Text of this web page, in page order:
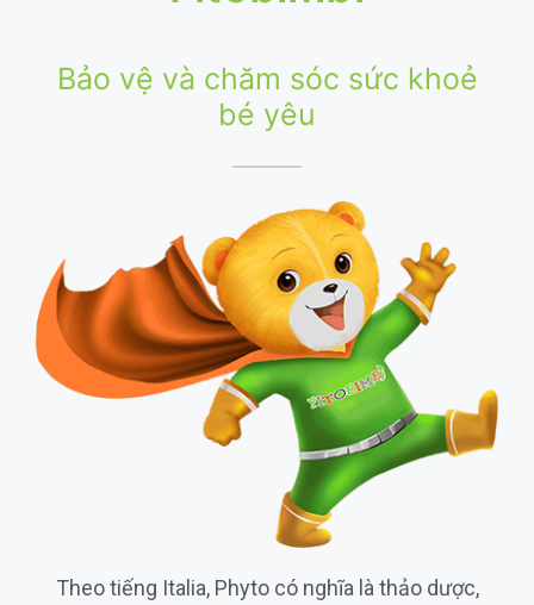
Bảo vệ và chăm sóc sức khoẻ
bé yêu
Theo tiếng Italia, Phyto có nghĩa là thảo dược,